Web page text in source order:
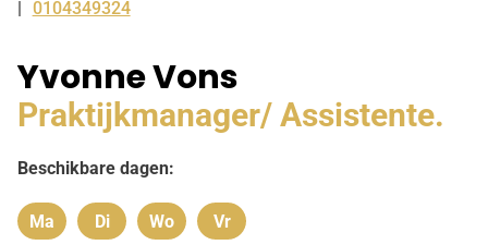
Tel:
0104349324
Yvonne Vons
Praktijkmanager/ Assistente.
Beschikbare dagen:
Maandag
Ma Dinsdag
Di Woensdag
Wo Vrijdag
Vr